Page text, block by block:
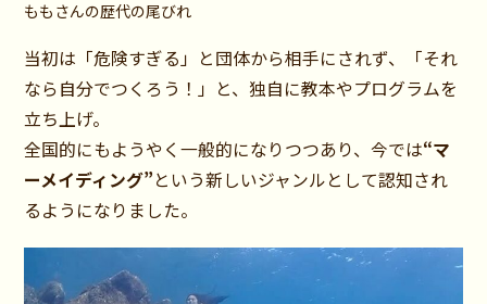
ももさんの歴代の尾びれ
当初は「危険すぎる」と団体から相手にされず、「それ
なら自分でつくろう！」と、独自に教本やプログラムを
立ち上げ。
全国的にもようやく一般的になりつつあり、今では“マ
ーメイディング”という新しいジャンルとして認知され
るようになりました。